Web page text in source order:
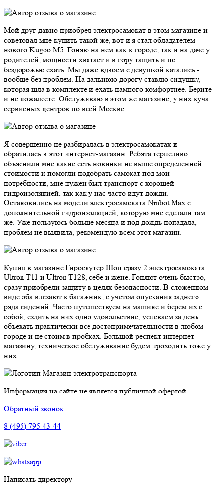
Мой друг давно приобрел электросамокат в этом магазине и
советовал мне купить такой же, вот и я стал обладателем
нового Kugoo M5. Гоняю на нем как в городе, так и на даче у
родителей, мощности хватает и в гору тащить и по
бездорожью ехать. Мы даже вдвоем с девушкой катались -
вообще без проблем. На дальнюю дорогу ставлю сидушку,
которая шла в комплекте и ехать намного комфортнее. Берите
и не пожалеете. Обслуживаю в этом же магазине, у них куча
сервисных центров по всей Москве.
Я совершенно не разбиралась в электросамокатах и
обратилась в этот интернет-магазин. Ребята терпеливо
объяснили мне какие есть новинки не выше определенной
стоимости и помогли подобрать самокат под мои
потребности, мне нужен был транспорт с хорошей
гидроизоляцией, так как у нас часто идут дожди.
Остановились на модели электросамоката Ninbot Max с
дополнительной гидроизоляцией, которую мне сделали там
же. Уже пользуюсь больше месяца и под дождь попадала,
проблем не выявила, рекомендую всем этот магазин.
Купил в магазине Гироскутер Шоп сразу 2 электросамоката
Ultron T11 и Ultron T128, себе и жене. Гоняют очень быстро,
сразу приобрели защиту в целях безопасности. В сложенном
виде оба влезают в багажник, с учетом опускания заднего
ряда сидений. Часто путешествуем на машине и берем их с
собой, ездить на них одно удовольствие, успеваем за день
объехать практически все достопримечательности в любом
городе и не стоим в пробках. Большой респект интернет
магазину, техническое обслуживание будем проходить тоже у
них.
Магазин электротранспорта
Информация на сайте не является публичной офертой
Обратный звонок
8 (495) 795-43-44
Написать директору